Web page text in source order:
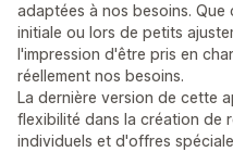
adaptées à nos besoins.
initiale ou lors de petits
l'impression d'être pris en
réellement nos besoins.
La dernière version de cette
flexibilité dans la création de
individuels et d'offres